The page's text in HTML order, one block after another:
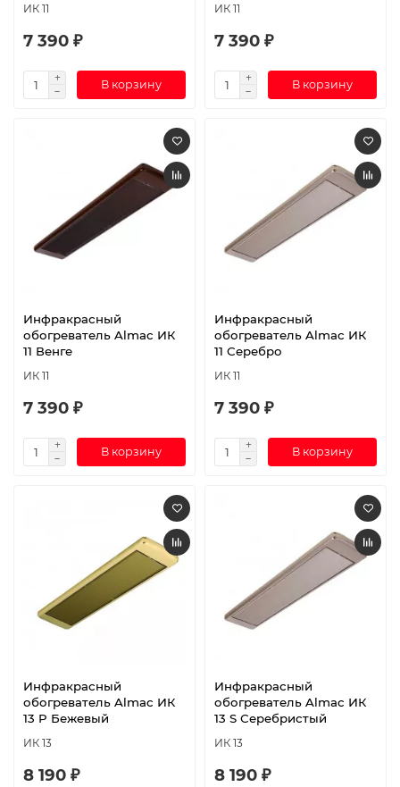
ИК 11
7 390 ₽
В корзину
ИК 11
7 390 ₽
В корзину
Инфракрасный
обогреватель Almac ИК
11 Венге
ИК 11
7 390 ₽
В корзину
Инфракрасный
обогреватель Almac ИК
11 Серебро
ИК 11
7 390 ₽
В корзину
Инфракрасный
обогреватель Almac ИК
13 P Бежевый
ИК 13
8 190 ₽
Инфракрасный
обогреватель Almac ИК
13 S Серебристый
ИК 13
8 190 ₽